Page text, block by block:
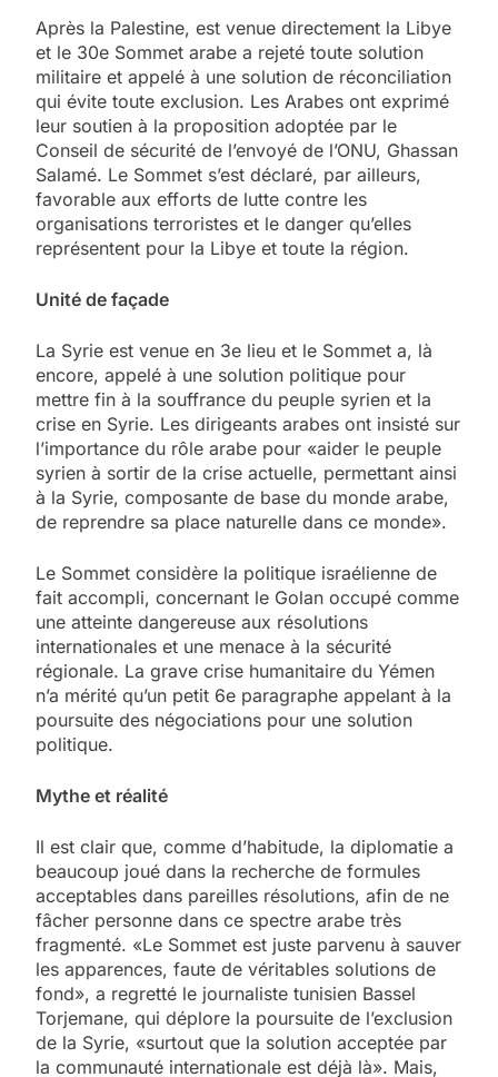
Après la Palestine, est venue directement la Libye
et le 30e Sommet arabe a rejeté toute solution
militaire et appelé à une solution de réconciliation
qui évite toute exclusion. Les Arabes ont exprimé
leur soutien à la proposition adoptée par le
Conseil de sécurité de l’envoyé de l’ONU, Ghassan
Salamé. Le Sommet s’est déclaré, par ailleurs,
favorable aux efforts de lutte contre les
organisations terroristes et le danger qu’elles
représentent pour la Libye et toute la région.
Unité de façade
La Syrie est venue en 3e lieu et le Sommet a, là
encore, appelé à une solution politique pour
mettre fin à la souffrance du peuple syrien et la
crise en Syrie. Les dirigeants arabes ont insisté sur
l’importance du rôle arabe pour «aider le peuple
syrien à sortir de la crise actuelle, permettant ainsi
à la Syrie, composante de base du monde arabe,
de reprendre sa place naturelle dans ce monde».
Le Sommet considère la politique israélienne de
fait accompli, concernant le Golan occupé comme
une atteinte dangereuse aux résolutions
internationales et une menace à la sécurité
régionale. La grave crise humanitaire du Yémen
n’a mérité qu’un petit 6e paragraphe appelant à la
poursuite des négociations pour une solution
politique.
Mythe et réalité
Il est clair que, comme d’habitude, la diplomatie a
beaucoup joué dans la recherche de formules
acceptables dans pareilles résolutions, afin de ne
fâcher personne dans ce spectre arabe très
fragmenté. «Le Sommet est juste parvenu à sauver
les apparences, faute de véritables solutions de
fond», a regretté le journaliste tunisien Bassel
Torjemane, qui déplore la poursuite de l’exclusion
de la Syrie, «surtout que la solution acceptée par
la communauté internationale est déjà là». Mais,